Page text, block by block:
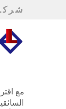
مع